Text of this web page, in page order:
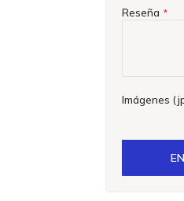
Reseña
Imágenes